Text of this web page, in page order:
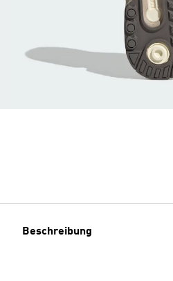
Beschreibung